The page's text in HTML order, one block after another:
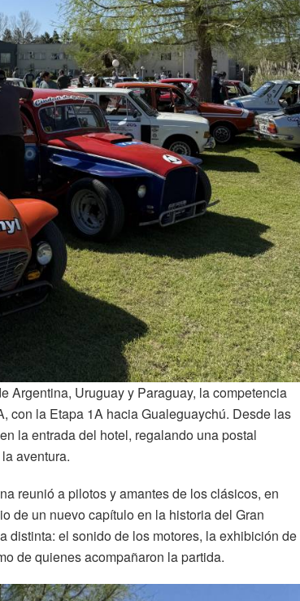
Argentina, Uruguay y Paraguay, la competencia
con la Etapa 1A hacia Gualeguaychú. Desde las
la entrada del hotel, regalando una postal
aventura.
reunió a pilotos y amantes de los clásicos, en
de un nuevo capítulo en la historia del Gran
distinta: el sonido de los motores, la exhibición de
de quienes acompañaron la partida.